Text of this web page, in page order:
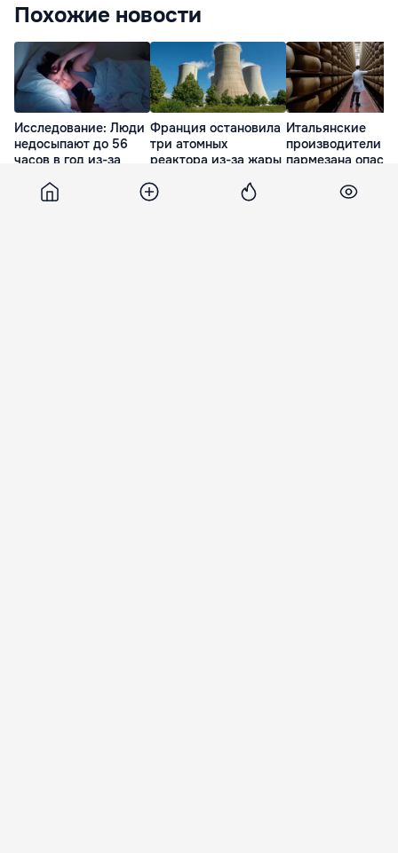
Похожие новости
Исследование: Люди
недосыпают до 56
часов в год из-за
16 Июл. 08:29
Франция остановила
три атомных
реактора из-за жары
13 Июл. 17:20
Итальянские
производители
пармезана
за летней жары